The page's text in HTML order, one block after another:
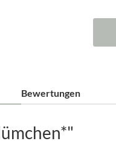
Bewertungen